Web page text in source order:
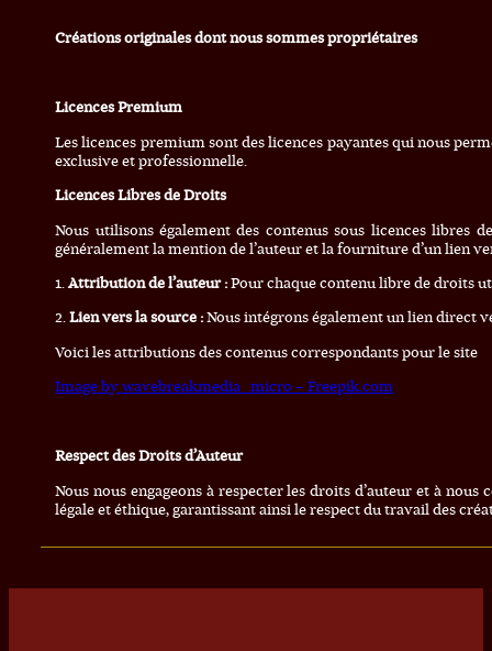
Créations originales dont nous sommes propriétaires
Licences Premium
Les licences premium sont des licences payantes qui nous
exclusive et professionnelle.
Licences Libres de Droits
Nous utilisons également des contenus sous licences
généralement la mention de l’auteur et la fourniture d’un lien
1.Attribution de l’auteur :Pour chaque contenu libre de droits
2.Lien vers la source :Nous intégrons également un lien direct
Voici les attributions des contenus correspondants pour le site
Image by wavebreakmedia_micro – Freepik.com
Respect des Droits d’Auteur
Nous nous engageons à respecter les droits d’auteur et à
légale et éthique, garantissant ainsi le respect du travail des